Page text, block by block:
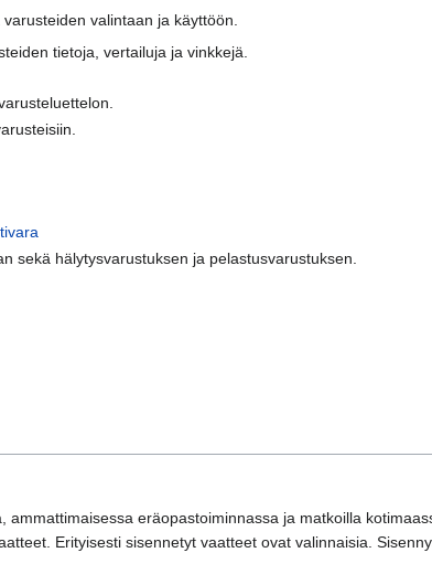
valintaan ja käyttöön.
tietoja, vertailuja ja vinkkejä.
sekä hälytysvarustuksen ja pelastusvarustuksen.
eräopastoiminnassa ja matkoilla
Erityisesti sisennetyt vaatteet ovat valinnaisia.